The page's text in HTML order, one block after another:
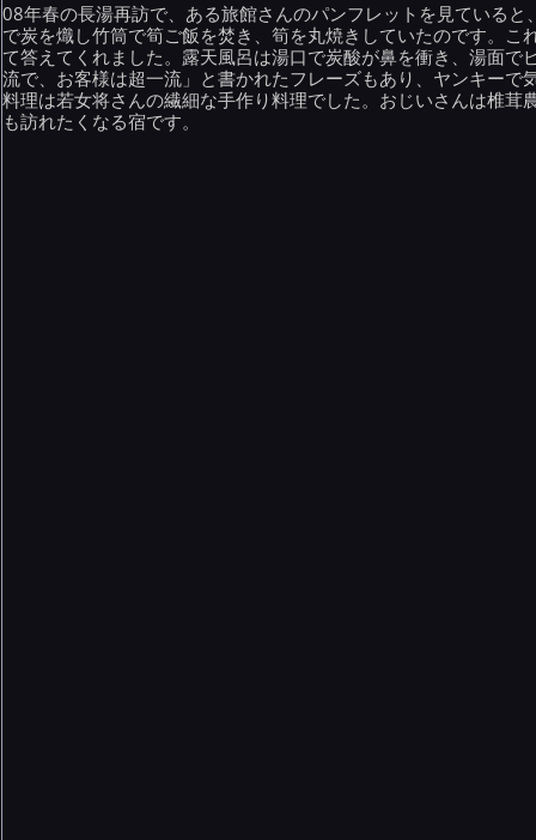
08年春の長湯再訪で、ある旅館さんのパンフレットを見ている
で炭を熾し竹筒で筍ご飯を焚き、筍を丸焼きしていたのです。
て答えてくれました。露天風呂は湯口で炭酸が鼻を衝き、湯面
流で、お客様は超一流」と書かれたフレーズもあり、ヤンキー
料理は若女将さんの繊細な手作り料理でした。おじいさんは椎
も訪れたくなる宿です。